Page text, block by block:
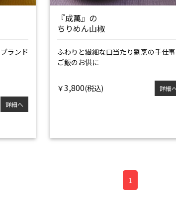
ブランド
詳細へ
『成萬』の
ちりめん山椒
ふわりと繊細な口当たり割烹の手仕
ご飯のお供に
￥3,800 詳細
1